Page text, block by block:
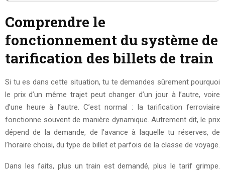
Comprendre le
fonctionnement du système de
tarification des billets de train
Si tu es dans cette situation, tu te demandes sûrement pourquoi
le prix d’un même trajet peut changer d’un jour à l’autre, voire
d’une heure à l’autre. C’est normal : la tarification ferroviaire
fonctionne souvent de manière dynamique. Autrement dit, le prix
dépend de la demande, de l’avance à laquelle tu réserves, de
l’horaire choisi, du type de billet et parfois de la classe de voyage.
Dans les faits, plus un train est demandé, plus le tarif grimpe.